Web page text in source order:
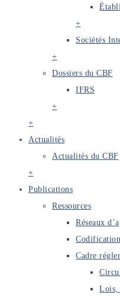
+
Sociétés
+
Dossiers du CBF
IFRS
+
+
Actualités
Actualités du CBF
+
Publications
Ressources
Réseaux
Cadre
Lois,